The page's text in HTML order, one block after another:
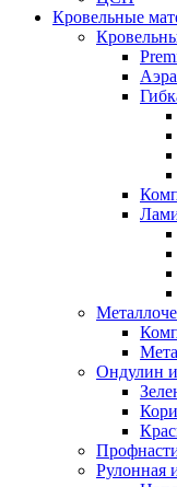
Кровельные
Ондулин
Рулонная